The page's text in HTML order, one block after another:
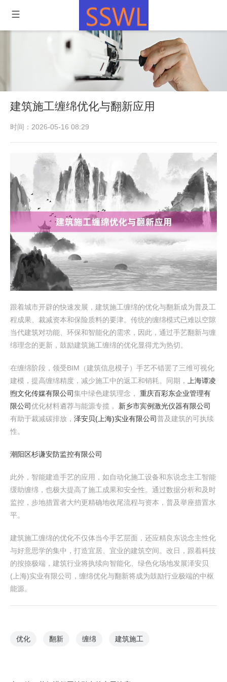
建筑施工缠绵优化与翻新应用
时间：2026-05-16 08:29
跟着城市开辟的快速发展，建筑施工缠绵的优化与翻新成为普及工
程成果、裁减资本和保险质料的要津。传统的缠绵模式已难以空隙
当代建筑对功能、环保和智能化的需求，因此，通过手艺翻新与缠
绵理念的更新，鼓励建筑施工缠绵的优化显得尤为热切。
在缠绵阶段，领受BIM（建筑信息模子）手艺不错罢了三维可视化
建模，提高缠绵精度，减少施工中的返工和销耗。同期，
上海谭凌
煦文化传媒有限公司集中绿色建筑理念， 重庆百彩东企业管理有
限公司优化材料遴荐与能源专揽， 新乡市宾例激光仪器有限公司
有助于裁减碳排放， 泽安贝(上海)实业有限公司普及建筑的可执续
性。
潮阳区杉谦安防监控有限公司
此外，智能建造手艺的应用，如自动化施工设备和东说念主工智能
缓助缠绵，也极大提高了施工成果和安全性。通过数据分析和及时
监控，步地措置者大约更精确地收尾流程与资本，普及举座措置水
平。
建筑施工缠绵的优化不仅体当今手艺层面，还应精良东说念主性化
与好意思学的集中，打造宜居、宜业的建筑空间。改日，跟着科技
的按捺极端，建筑行业将执续向智能化、绿色化场地发展泽安贝
(上海)实业有限公司，缠绵优化与翻新将成为鼓励行业极端的中枢
能源。
优化 翻新 缠绵 建筑施工